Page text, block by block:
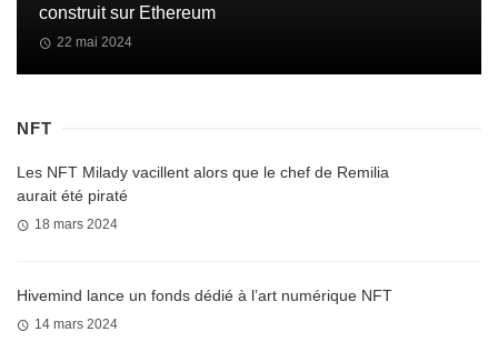
construit sur Ethereum
22 mai 2024
NFT
Les NFT Milady vacillent alors que le chef de Remilia
aurait été piraté
18 mars 2024
Hivemind lance un fonds dédié à l’art numérique NFT
14 mars 2024